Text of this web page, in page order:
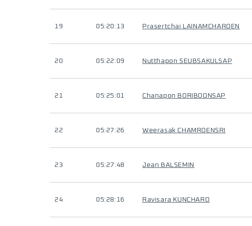
19 05:20:13 Prasertchai LAINAMCHAROEN
20 05:22:09 Nutthapon SEUBSAKULSAP
21 05:25:01 Chanapon BORIBOONSAP
22 05:27:26 Weerasak CHAMROENSRI
23 05:27:48 Jean BALSEMIN
24 05:28:16 Ravisara KUNCHARO